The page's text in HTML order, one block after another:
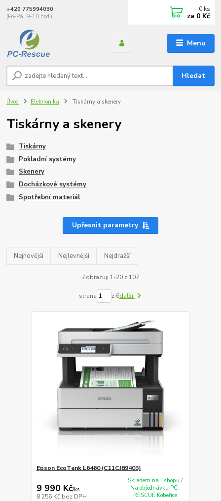
Menu
Hledat
+420 775994030
(Po-Pá, 9-18 hod.)
0 ks
za 0 Kč
Úvod Elektronika Tiskárny a skenery
Tiskárny a skenery
Tiskárny
Pokladní systémy
Skenery
Docházkové systémy
Spotřební materiál
Upřesnit parametry
Nejnovější Nejlevnější Nejdražší
Zobrazuji 1-20 z 107
strana z 6další
Epson EcoTank L6460 (C11CJ89403)
9 990 Kč/ks
8 256 Kč bez DPH
Skladem na Eshopu /
Na objednávku PC-
RESCUE Kobeřice